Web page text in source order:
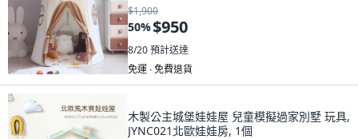
$1,900
50%$950
8/20預計送達
免運 ∙ 免費退貨
木製公主城堡娃娃屋 兒童模擬過家別墅 玩具,
JYNC021北歐娃娃房, 1個